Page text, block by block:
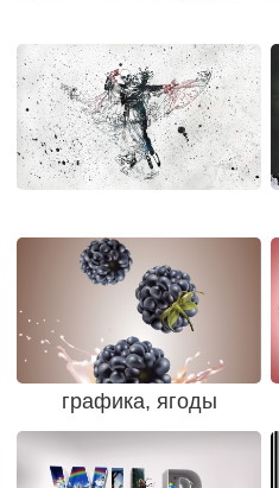
графика, ягоды